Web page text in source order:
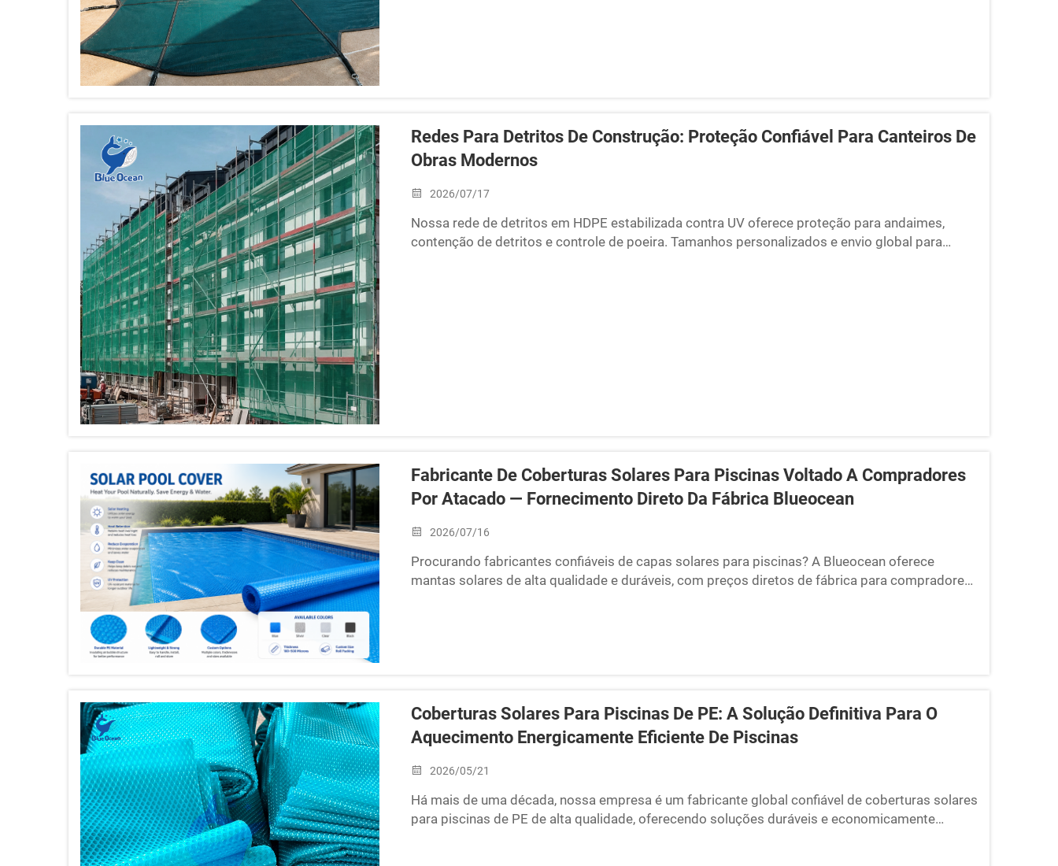
Redes Para Detritos De Construção: Proteção Confiável Para Canteiros De
Obras Modernos
2026/07/17
Nossa rede de detritos em HDPE estabilizada contra UV oferece proteção para andaimes,
contenção de detritos e controle de poeira. Tamanhos personalizados e envio global para
Fabricante De Coberturas Solares Para Piscinas Voltado A Compradores
Por Atacado — Fornecimento Direto Da Fábrica Blueocean
2026/07/16
Procurando fabricantes confiáveis de capas solares para piscinas? A Blueocean oferece
mantas solares de alta qualidade e duráveis, com preços diretos de fábrica para compradores
Coberturas Solares Para Piscinas De PE: A Solução Definitiva Para O
Aquecimento Energicamente Eficiente De Piscinas
2026/05/21
Há mais de uma década, nossa empresa é um fabricante global confiável de coberturas solares
para piscinas de PE de alta qualidade, oferecendo soluções duráveis e economicamente